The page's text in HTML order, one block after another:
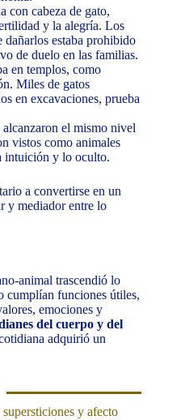
con cabeza de gato,
y la alegría. Los
dañarlos estaba prohibido
de duelo en las familias.
en templos, como
Miles de gatos
en excavaciones, prueba
el mismo nivel
vistos como animales
intuición y lo oculto.
a convertirse en un
y mediador entre lo
animal trascendió lo
cumplían funciones útiles,
emociones y
del cuerpo y del
adquirió un
y afecto